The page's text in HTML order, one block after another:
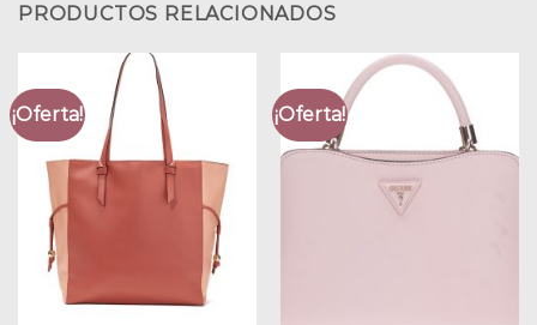
PRODUCTOS RELACIONADOS
¡Oferta! ¡Oferta!